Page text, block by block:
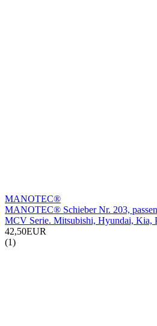
MANOTEC®
MANOTEC® Schieber Nr. 203,
MCV Serie. Mitsubishi, Hyundai, Kia,
42,50EUR
(1)